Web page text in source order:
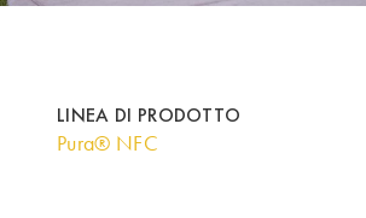
LINEA DI PRODOTTO
Pura® NFC